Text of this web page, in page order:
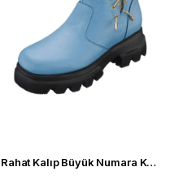
Rahat Kalıp Büyük Numara Kadın Bot Gaye1003 bebe mavi